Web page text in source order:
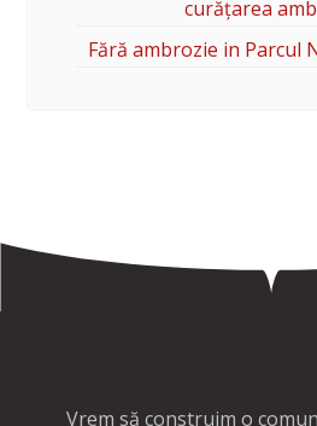
curățarea
Fără ambrozie in Parcul
Vrem să construim o